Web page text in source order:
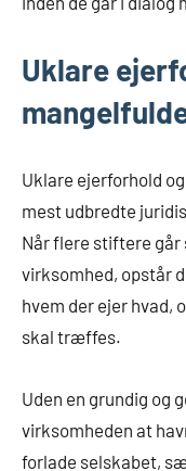
Uklare
Uklare ejerforhold
mest udbredte
Når flere stiftere går
virksomhed, opstår
hvem der ejer hvad,
skal træffes.
Uden en grundig
virksomheden at
forlade selskabet,